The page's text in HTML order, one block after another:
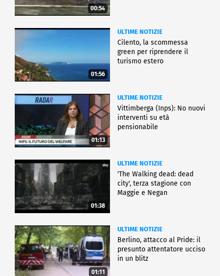
00:54
01:56
ULTIME NOTIZIE
Cilento, la scommessa
green per riprendere il
turismo estero
01:13
ULTIME NOTIZIE
Vittimberga (Inps): No nuovi
interventi su età
pensionabile
01:38
ULTIME NOTIZIE
'The Walking dead: dead
city', terza stagione con
Maggie e Negan
01:11
ULTIME NOTIZIE
Berlino, attacco al Pride: il
presunto attentatore ucciso
in un blitz